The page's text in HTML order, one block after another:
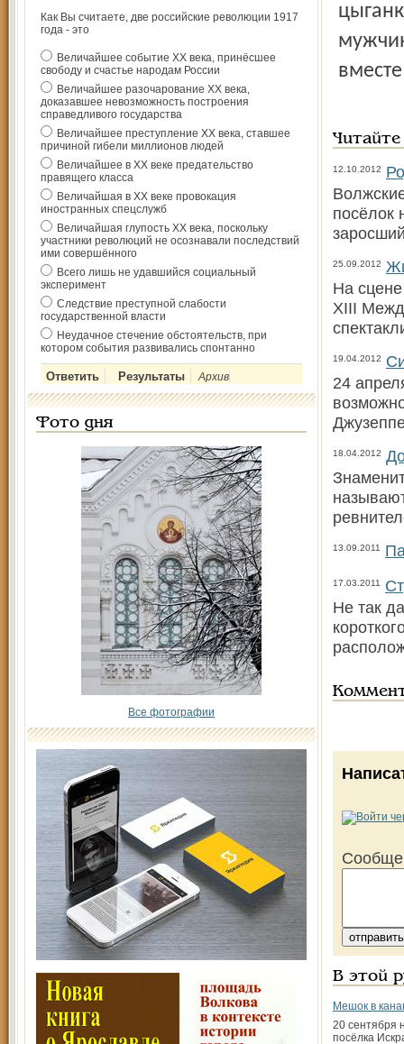
Как Вы считаете, две российские революции 1917
года - это
Величайшее событие ХХ века, принёсшее
свободу и счастье народам России
Величайшее разочарование ХХ века,
доказавшее невозможность построения
справедливого государства
Величайшее преступление ХХ века, ставшее
причиной гибели миллионов людей
Величайшее в ХХ веке предательство
правящего класса
Величайшая в ХХ веке провокация
иностранных спецслужб
Величайшая глупость ХХ века, поскольку
участники революций не осознавали последствий
ими совершённого
Всего лишь не удавшийся социальный
эксперимент
Следствие преступной слабости
государственной власти
Неудачное стечение обстоятельств, при
котором события развивались спонтанно
Архив
Фото дня
Все фотографии
12.10.2012
посёлок
25.09.2012
На
XIII
19.04.2012
24
18.04.2012
13.09.2011
17.03.2011
Не так
В этой
Мешок в
20 сентября
посёлка